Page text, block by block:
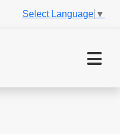
Select Language ▼